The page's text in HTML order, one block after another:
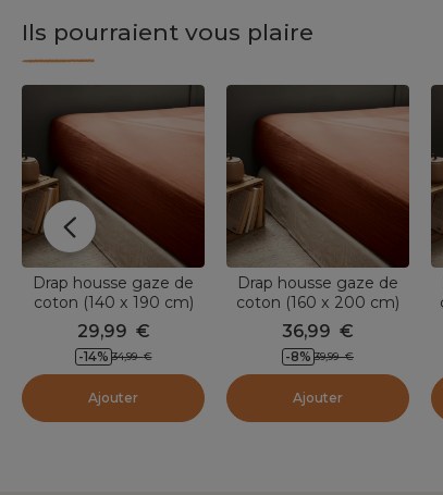
Ils pourraient vous plaire
Drap housse gaze de
coton (140 x 190 cm)
Gaïa Terracotta
29,99 €
-14% 34,99 €
Ajouter
Drap housse gaze de
coton (160 x 200 cm)
Gaïa Terracotta
36,99 €
-8% 39,99 €
Ajouter